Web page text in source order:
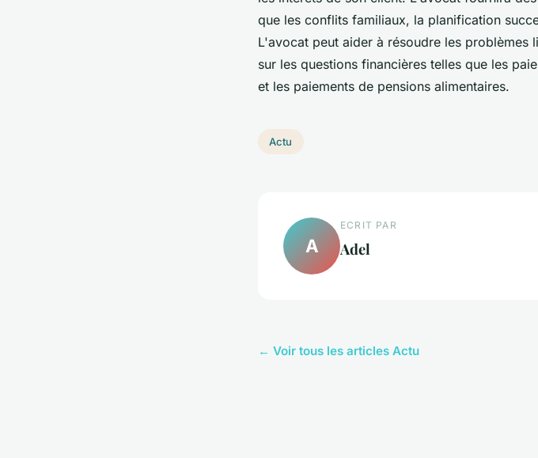
que les conflits familiaux, la planification
L'avocat peut aider à résoudre les problèmes
sur les questions financières telles que les
et les paiements de pensions alimentaires.
Actu
A
ECRIT PAR
Adel
← Voir tous les articles Actu